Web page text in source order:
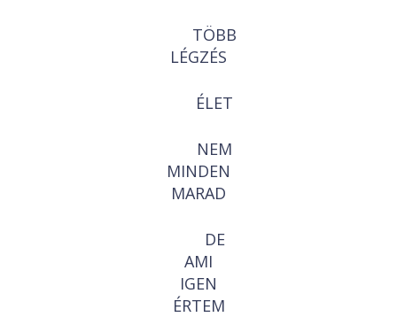
TÖBB
LÉGZÉS
ÉLET
NEM
MINDEN
MARAD
DE
AMI
IGEN
ÉRTEM